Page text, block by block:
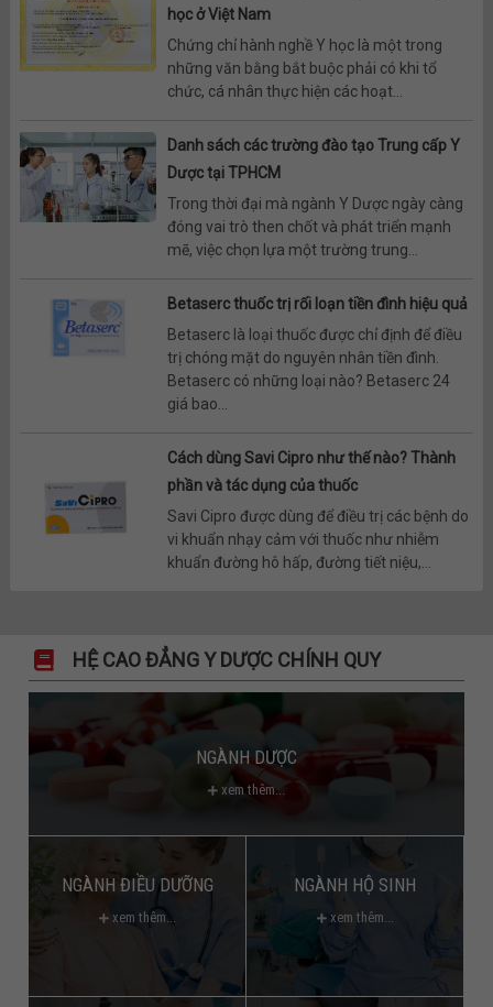
học ở Việt Nam
Chứng chỉ hành nghề Y học là một trong
những văn bằng bắt buộc phải có khi tổ
chức, cá nhân thực hiện các hoạt...
Danh sách các trường đào tạo Trung cấp Y
Dược tại TPHCM
Trong thời đại mà ngành Y Dược ngày càng
đóng vai trò then chốt và phát triển mạnh
mẽ, việc chọn lựa một trường trung...
Betaserc thuốc trị rối loạn tiền đình hiệu quả
Betaserc là loại thuốc được chỉ định để điều
trị chóng mặt do nguyên nhân tiền đình.
Betaserc có những loại nào? Betaserc 24
giá bao...
Cách dùng Savi Cipro như thế nào? Thành
phần và tác dụng của thuốc
Savi Cipro được dùng để điều trị các bệnh do
vi khuẩn nhạy cảm với thuốc như nhiễm
khuẩn đường hô hấp, đường tiết niệu,...
HỆ CAO ĐẲNG Y DƯỢC CHÍNH QUY
NGÀNH DƯỢC
xem thêm...
NGÀNH ĐIỀU DƯỠNG
xem thêm...
NGÀNH HỘ SINH
xem thêm...